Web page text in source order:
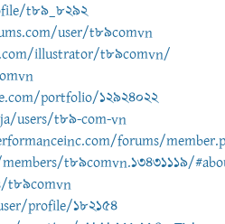
t89_8292
user/t89comvn
illustrator/t89comvn/
portfolio/12924022
users/t89-com-vn
forums/
t89comvn.13431119/
t89comvn
profile/182154